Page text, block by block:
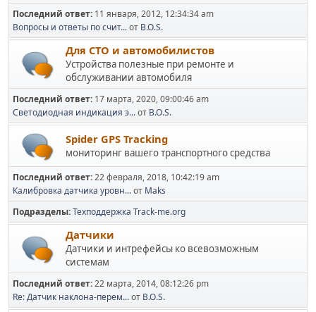
Последний ответ: 11 января, 2012, 12:34:34 am
Вопросы и ответы по счит...от B.O.S.
Для СТО и автомобилистов
Устройства полезные при ремонте и
обслуживании автомобиля
Последний ответ: 17 марта, 2020, 09:00:46 am
Светодиодная индикация э...от B.O.S.
Spider GPS Tracking
мониторинг вашего транспортного средства
Последний ответ:22 февраля, 2018, 10:42:19 am
Калибровка датчика уровн...от Maks
Подразделы Техподдержка Track-me.org
Датчики
Датчики и интрефейсы ко всевозможным
системам
Последний ответ:22 марта, 2014, 08:12:26 pm
Re: Датчик наклона-перем...от B.O.S.